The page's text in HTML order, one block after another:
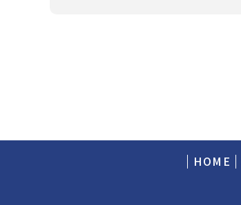
HOME